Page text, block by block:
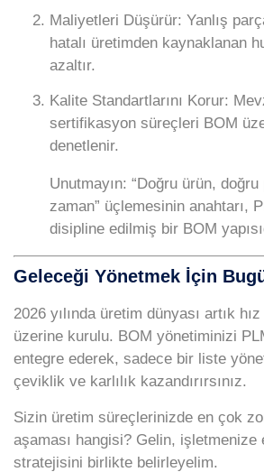
Maliyetleri Düşürür: Yanlış
hatalı üretimden kaynaklanan
azaltır.
Kalite Standartlarını Korur:
sertifikasyon süreçleri BOM
denetlenir.
Unutmayın: “Doğru ürün,
zaman” üçlemesinin anahtarı,
disipline edilmiş bir BOM
Geleceği Yönetmek İçin
2026 yılında üretim dünyası artık
üzerine kurulu. BOM yönetiminizi
entegre ederek, sadece bir liste
çeviklik ve karlılık kazandırırsınız.
Sizin üretim süreçlerinizde en çok
aşaması hangisi? Gelin, işletmenize
stratejisini birlikte belirleyelim.